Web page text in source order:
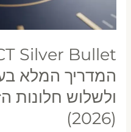
המדריך המלא
ולשלוש חלונות
(2026)
המלא
בעברית
לסטאפ
ולשלוש
חלונות
הזמן
בשעון
ישראל